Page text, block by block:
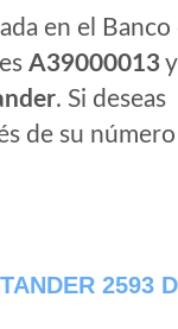
en el Banco
A39000013
. Si deseas
de su
2593